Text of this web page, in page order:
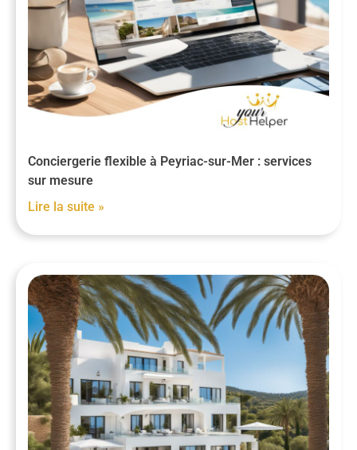
Conciergerie flexible à Peyriac-sur-Mer : services
sur mesure
Lire la suite »